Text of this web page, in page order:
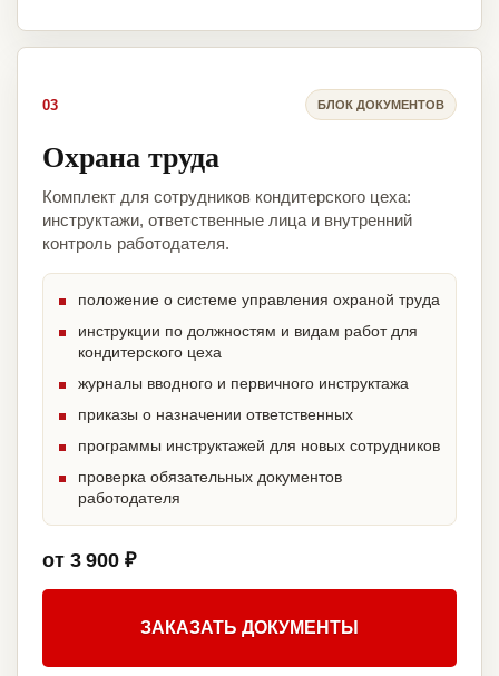
03 БЛОК ДОКУМЕНТОВ
Охрана труда
Комплект для сотрудников кондитерского цеха:
инструктажи, ответственные лица и внутренний
контроль работодателя.
положение о системе управления охраной труда
инструкции по должностям и видам работ для
кондитерского цеха
журналы вводного и первичного инструктажа
приказы о назначении ответственных
программы инструктажей для новых сотрудников
проверка обязательных документов
работодателя
от 3 900 ₽
ЗАКАЗАТЬ ДОКУМЕНТЫ